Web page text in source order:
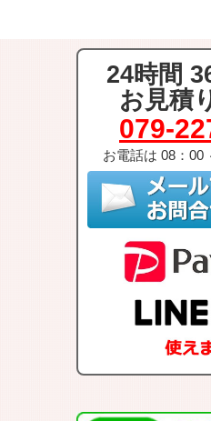
24時間
お見積
079-
お電話は 08：00